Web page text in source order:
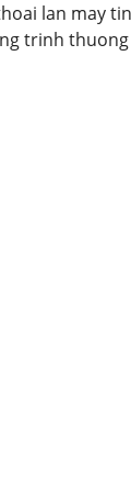
lan may
trinh